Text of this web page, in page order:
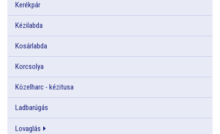
Kerékpár
Kézilabda
Kosárlabda
Korcsolya
Közelharc - kézitusa
Ladbarúgás
Lovaglás